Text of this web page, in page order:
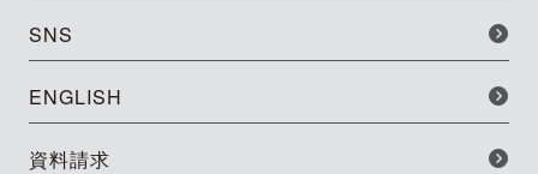
SNS
ENGLISH
資料請求